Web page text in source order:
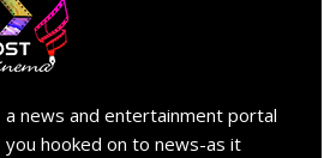
news and entertainment portal
hooked on to news-as it